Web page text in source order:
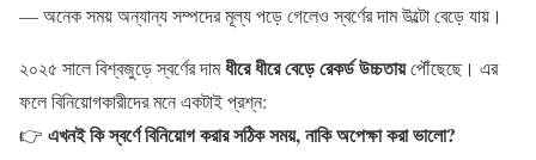
— অনেক সময় অন্যান্য সম্পদের মূল্য পড়ে গেলেও স্বর্ণের দাম উল্টো বেড়ে যায়।
২০২৫ সালে বিশ্বজুড়ে স্বর্ণের দামধীরে ধীরে বেড়ে রেকর্ড উচ্চতায়পৌঁছেছে। এর
ফলে বিনিয়োগকারীদের মনে একটাই প্রশ্ন:
👉 এখনই কি স্বর্ণে বিনিয়োগ করার সঠিক সময়, নাকি অপেক্ষা করা ভালো?